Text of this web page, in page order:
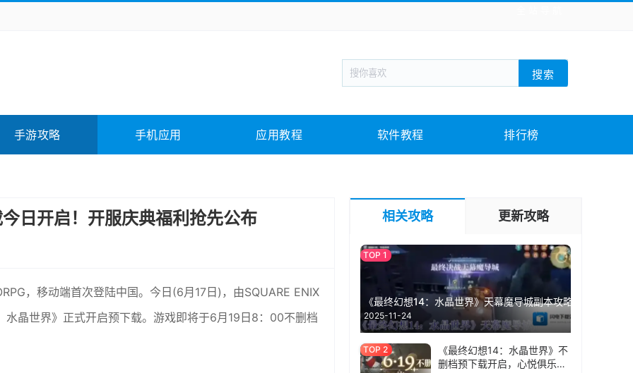
新闻阅读 旅游出行 生活实用
回合网游 战棋游戏 枪战射击
相关 应用软件 影音软件 插件下载 教育教学 游戏娱乐 系统软件 素材下载
其它
搜索
手游攻略 手机应用 应用教程 软件教程 排行榜
日开启！开服庆典福利抢先公布
，移动端首次登陆中国。今日(6月17日)，由SQUARE ENIX
晶世界》正式开启预下载。游戏即将于6月19日8：00不删档
相关攻略 更新攻略
《最终幻想14：水晶世界》天幕魔导城副本攻略
2025-11-24
《最终幻想14：水晶世界》不
删档预下载开启，心悦俱乐部